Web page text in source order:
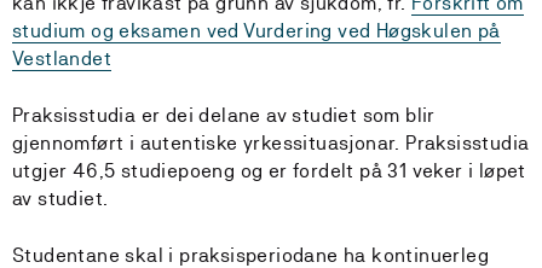
studium og eksamen ved Vurdering ved Høgskulen på
Vestlandet
Praksisstudia er dei delane av studiet som blir
gjennomført i autentiske yrkessituasjonar. Praksisstudia
utgjer 46,5 studiepoeng og er fordelt på 31 veker i løpet
av studiet.
Studentane skal i praksisperiodane ha kontinuerleg